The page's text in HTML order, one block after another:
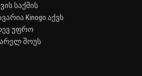
საქმის
Kinogo აქვს
უფრო
შოუს